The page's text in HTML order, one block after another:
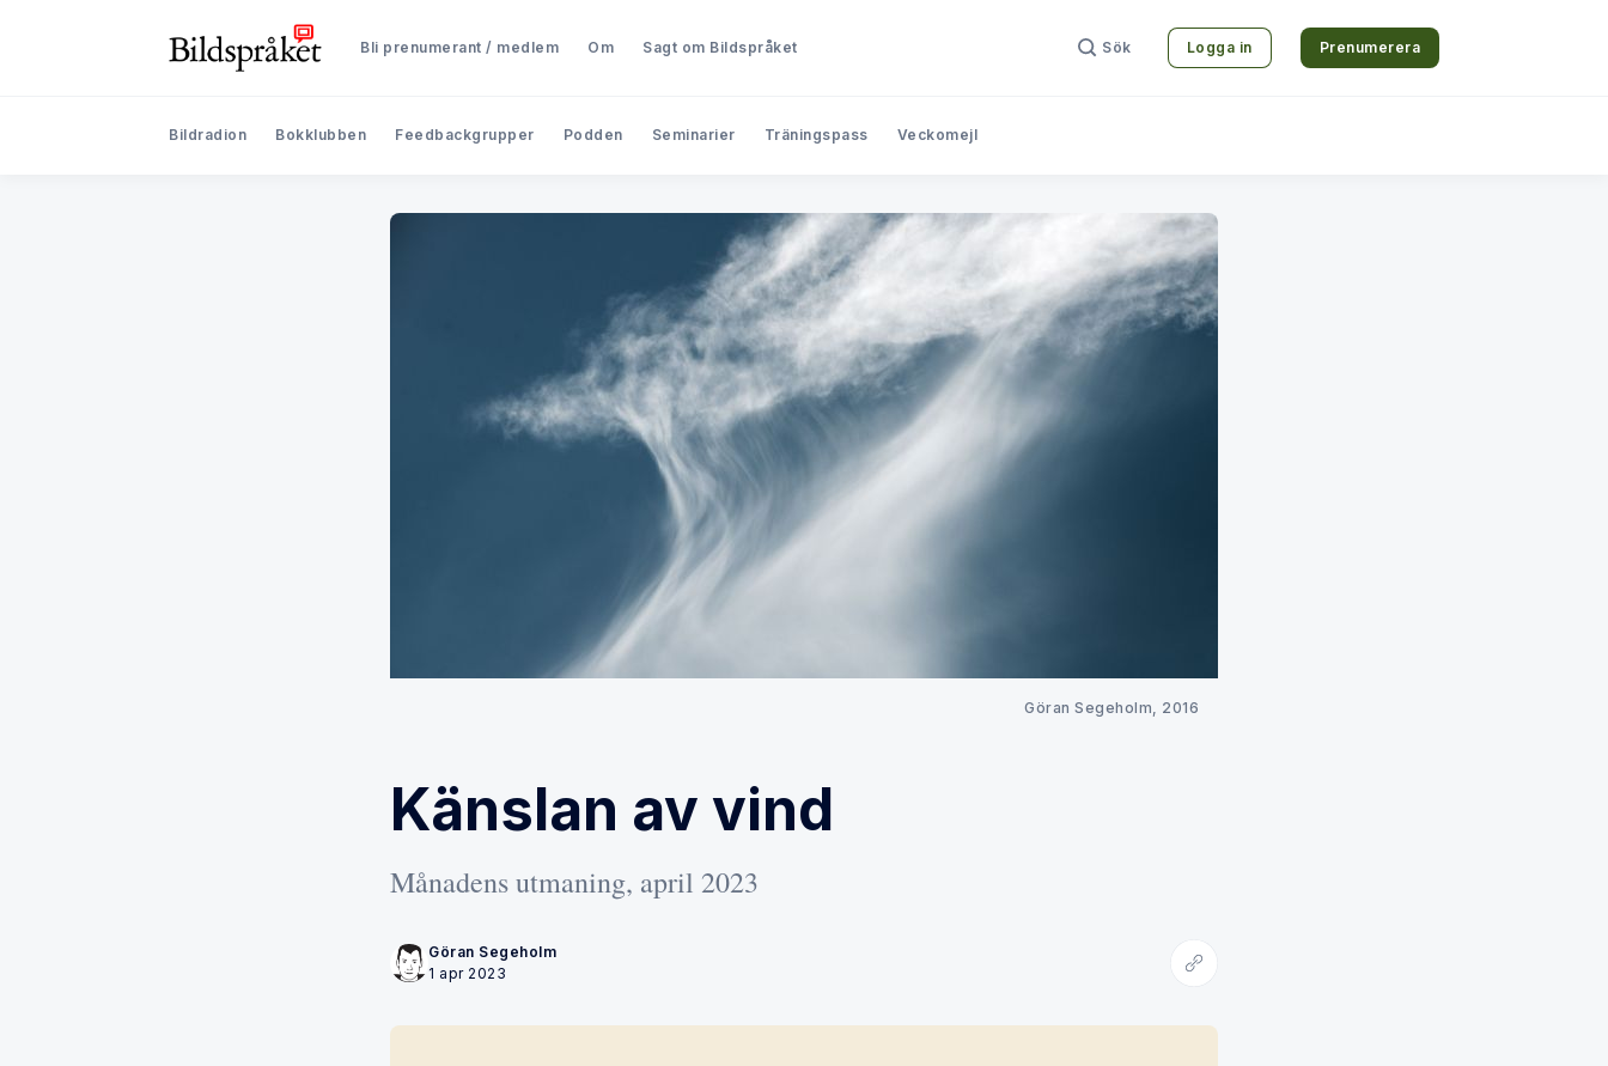
Bli prenumerant / medlem Om Sagt om Bildspråket Sök Logga in Prenumerera
Bildradion Bokklubben Feedbackgrupper Podden Seminarier Träningspass Veckomejl
Göran Segeholm, 2016
Känslan av vind
Månadens utmaning, april 2023
Göran Segeholm
1 apr 2023
Kopiera länk